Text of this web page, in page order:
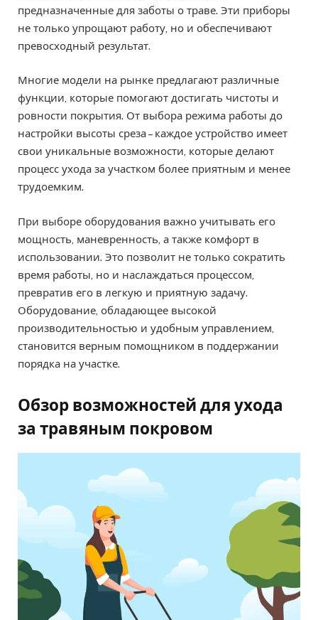
предназначенные для заботы о траве. Эти приборы
не только упрощают работу, но и обеспечивают
превосходный результат.
Многие модели на рынке предлагают различные
функции, которые помогают достигать чистоты и
ровности покрытия. От выбора режима работы до
настройки высоты среза – каждое устройство имеет
свои уникальные возможности, которые делают
процесс ухода за участком более приятным и менее
трудоемким.
При выборе оборудования важно учитывать его
мощность, маневренность, а также комфорт в
использовании. Это позволит не только сократить
время работы, но и наслаждаться процессом,
превратив его в легкую и приятную задачу.
Оборудование, обладающее высокой
производительностью и удобным управлением,
становится верным помощником в поддержании
порядка на участке.
Обзор возможностей для ухода
за травяным покровом